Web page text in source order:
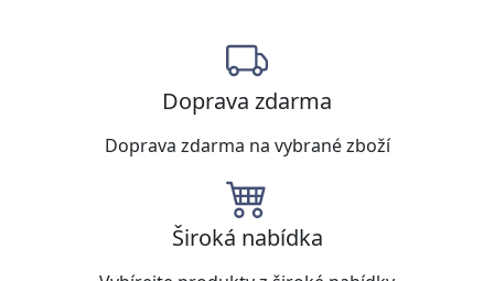
Doprava zdarma
Doprava zdarma na vybrané zboží
Široká nabídka